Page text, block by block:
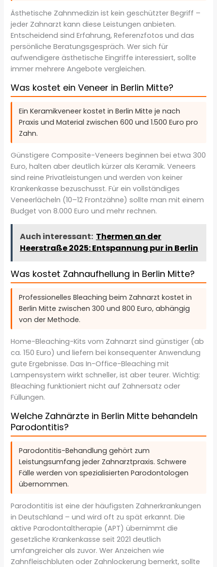
Ästhetische Zahnmedizin ist kein geschützter Begriff –
jeder Zahnarzt kann diese Leistungen anbieten.
Entscheidend sind Erfahrung, Referenzfotos und das
persönliche Beratungsgespräch. Wer sich für
aufwendigere ästhetische Eingriffe interessiert, sollte
immer mehrere Angebote vergleichen.
Was kostet ein Veneer in Berlin Mitte?
Ein Keramikveneer kostet in Berlin Mitte je nach
Praxis und Material zwischen 600 und 1.500 Euro pro
Zahn.
Günstigere Composite-Veneers beginnen bei etwa 300
Euro, halten aber deutlich kürzer als Keramik. Veneers
sind reine Privatleistungen und werden von keiner
Krankenkasse bezuschusst. Für ein vollständiges
Veneerlächeln (10–12 Frontzähne) sollte man mit einem
Budget von 8.000 Euro und mehr rechnen.
Auch interessant: Thermen an der
Heerstraße 2025: Entspannung pur in Berlin
Was kostet Zahnaufhellung in Berlin Mitte?
Professionelles Bleaching beim Zahnarzt kostet in
Berlin Mitte zwischen 300 und 800 Euro, abhängig
von der Methode.
Home-Bleaching-Kits vom Zahnarzt sind günstiger (ab
ca. 150 Euro) und liefern bei konsequenter Anwendung
gute Ergebnisse. Das In-Office-Bleaching mit
Lampensystem wirkt schneller, ist aber teurer. Wichtig:
Bleaching funktioniert nicht auf Zahnersatz oder
Füllungen.
Welche Zahnärzte in Berlin Mitte behandeln
Parodontitis?
Parodontitis-Behandlung gehört zum
Leistungsumfang jeder Zahnarztpraxis. Schwere
Fälle werden von spezialisierten Parodontologen
übernommen.
Parodontitis ist eine der häufigsten Zahnerkrankungen
in Deutschland – und wird oft zu spät erkannt. Die
aktive Parodontaltherapie (APT) übernimmt die
gesetzliche Krankenkasse seit 2021 deutlich
umfangreicher als zuvor. Wer Anzeichen wie
Zahnfleischbluten oder Zahnlockerung bemerkt, sollte